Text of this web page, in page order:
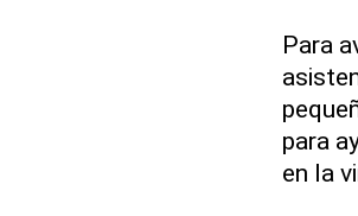
Para
para
en la